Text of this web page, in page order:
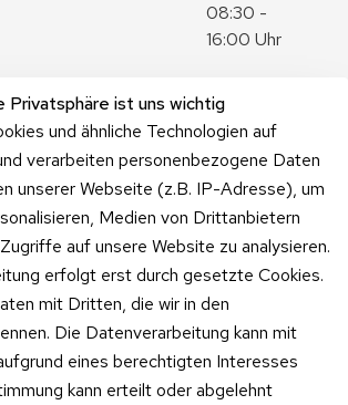
Privatsphäre ist uns wichtig
und ähnliche Technologien auf
verarbeiten personenbezogene Daten
unserer Webseite (z.B. IP-Adresse), um
Medien von Drittanbietern
auf unsere Website zu analysieren.
erfolgt erst durch gesetzte Cookies.
mit Dritten, die wir in den
Die Datenverarbeitung kann mit
eines berechtigten Interesses
kann erteilt oder abgelehnt
08:30 -
16:00 Uhr
Zum
Kontaktformu
lar